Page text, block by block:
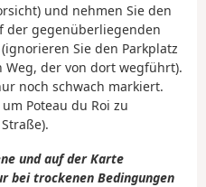
und nehmen Sie den
der gegenüberliegenden
Sie den Parkplatz
der von dort wegführt).
noch schwach markiert.
Poteau du Roi zu
und auf der Karte
bei trockenen Bedingungen